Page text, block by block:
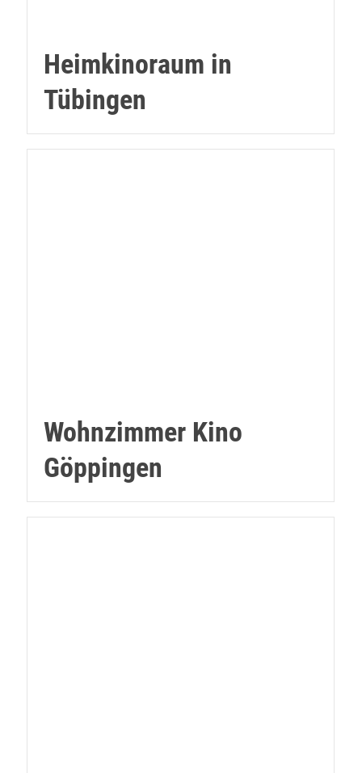
Heimkinoraum in
Tübingen
Wohnzimmer Kino
Göppingen